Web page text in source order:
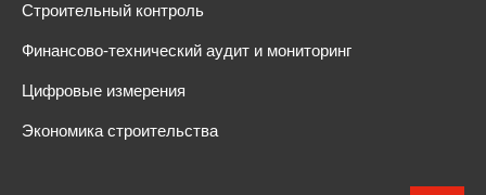
Строительный контроль
Финансово-технический аудит и мониторинг
Цифровые измерения
Экономика строительства